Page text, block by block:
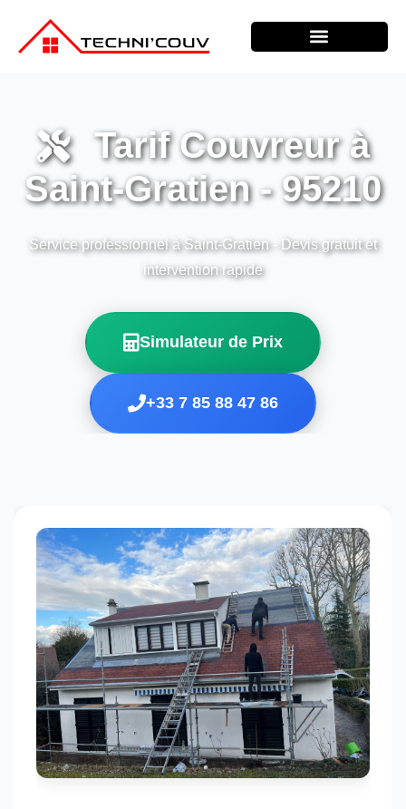
Tarif Couvreur à
Saint-Gratien - 95210
Service professionnel à Saint-Gratien - Devis gratuit et
intervention rapide
Simulateur de Prix
+33 7 85 88 47 86